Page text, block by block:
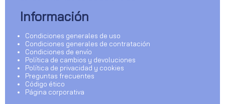
Información
Condiciones generales de uso
Condiciones generales de contratación
Condiciones de envío
Política de cambios y devoluciones
Política de privacidad y cookies
Preguntas frecuentes
Código ético
Página corporativa